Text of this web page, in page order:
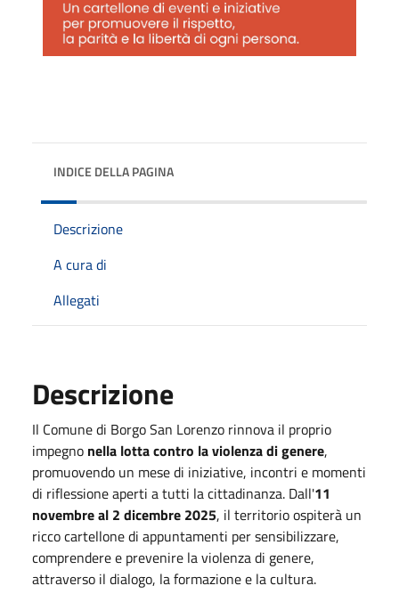
INDICE DELLA PAGINA
Descrizione
A cura di
Allegati
Descrizione
Il Comune di Borgo San Lorenzo rinnova il proprio
impegno nella lotta contro la violenza di genere,
promuovendo un mese di iniziative, incontri e momenti
di riflessione aperti a tutti la cittadinanza. Dall'11
novembre al 2 dicembre 2025, il territorio ospiterà un
ricco cartellone di appuntamenti per sensibilizzare,
comprendere e prevenire la violenza di genere,
attraverso il dialogo, la formazione e la cultura.